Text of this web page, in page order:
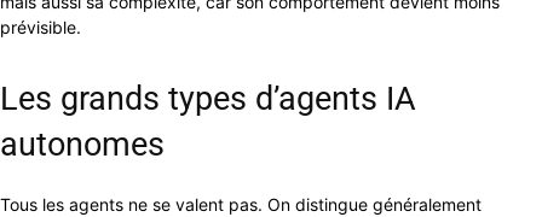
prévisible.
Les grands types d’agents IA
autonomes
Tous les agents ne se valent pas. On distingue généralement